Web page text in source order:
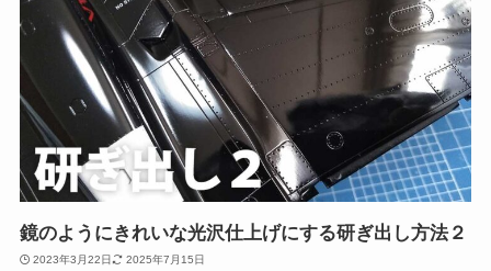
鏡のようにきれいな光沢仕上げにする研ぎ出し方法２
2023年3月22日 2025年7月15日